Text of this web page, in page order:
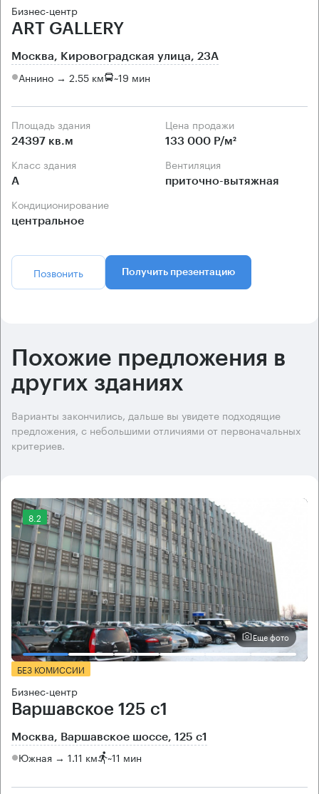
Бизнес-центр
ART GALLERY
Москва, Кировоградская улица, 23А
Аннино → 2.55 км ~19 мин
Площадь здания
24397 кв.м
Цена продажи
133 000 Р/м²
Класс здания
А
Вентиляция
приточно-вытяжная
Кондиционирование
центральное
Позвонить Получить презентацию
Похожие предложения в
других зданиях
Варианты закончились, дальше вы увидете подходящие
предложения, с небольшими отличиями от первоначальных
критериев.
8.2
Еще фото
БЕЗ КОМИССИИ
Бизнес-центр
Варшавское 125 с1
Москва, Варшавское шоссе, 125 с1
Южная → 1.11 км ~11 мин